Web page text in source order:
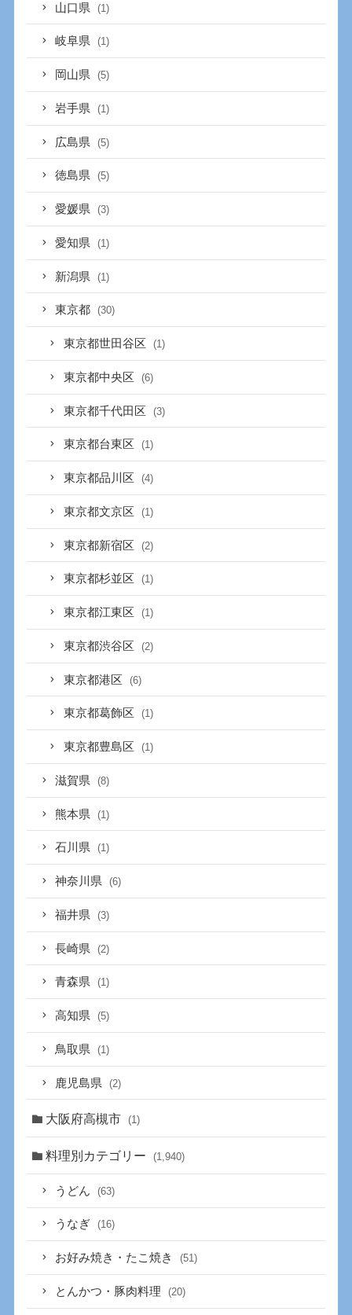
山口県 (1)
岐阜県 (1)
岡山県 (5)
岩手県 (1)
広島県 (5)
徳島県 (5)
愛媛県 (3)
愛知県 (1)
新潟県 (1)
東京都 (30)
東京都世田谷区 (1)
東京都中央区 (6)
東京都千代田区 (3)
東京都台東区 (1)
東京都品川区 (4)
東京都文京区 (1)
東京都新宿区 (2)
東京都杉並区 (1)
東京都江東区 (1)
東京都渋谷区 (2)
東京都港区 (6)
東京都葛飾区 (1)
東京都豊島区 (1)
滋賀県 (8)
熊本県 (1)
石川県 (1)
神奈川県 (6)
福井県 (3)
長崎県 (2)
青森県 (1)
高知県 (5)
鳥取県 (1)
鹿児島県 (2)
大阪府高槻市 (1)
料理別カテゴリー (1,940)
うどん (63)
うなぎ (16)
お好み焼き・たこ焼き (51)
とんかつ・豚肉料理 (20)